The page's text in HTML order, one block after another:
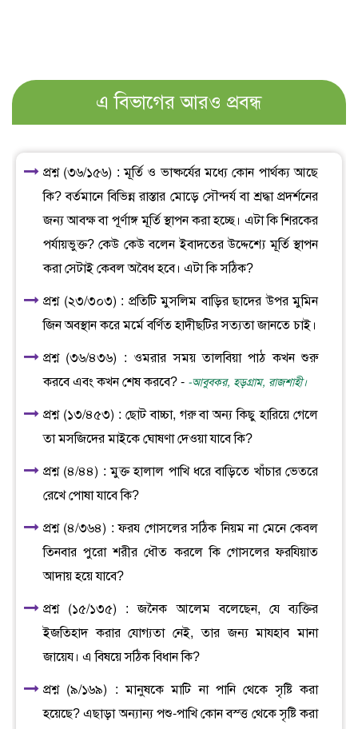
এ বিভাগের আরও প্রবন্ধ
প্রশ্ন (৩৬/১৫৬) : মূর্তি ও ভাষ্কর্যের মধ্যে কোন পার্থক্য আছে
কি? বর্তমানে বিভিন্ন রাস্তার মোড়ে সৌন্দর্য বা শ্রদ্ধা প্রদর্শনের
জন্য আবক্ষ বা পূর্ণাঙ্গ মূর্তি স্থাপন করা হচ্ছে। এটা কি শিরকের
পর্যায়ভুক্ত? কেউ কেউ বলেন ইবাদতের উদ্দেশ্যে মূর্তি স্থাপন
করা সেটাই কেবল অবৈধ হবে। এটা কি সঠিক?
প্রশ্ন (২৩/৩০৩) : প্রতিটি মুসলিম বাড়ির ছাদের উপর মুমিন
জিন অবস্থান করে মর্মে বর্ণিত হাদীছটির সত্যতা জানতে চাই।
প্রশ্ন (৩৬/৪৩৬) : ওমরার সময় তালবিয়া পাঠ কখন শুরু
করবে এবং কখন শেষ করবে? - -আবুবকর, হড়গ্রাম, রাজশাহী।
প্রশ্ন (১৩/৪৫৩) : ছোট বাচ্চা, গরু বা অন্য কিছু হারিয়ে গেলে
তা মসজিদের মাইকে ঘোষণা দেওয়া যাবে কি?
প্রশ্ন (৪/৪৪) : মুক্ত হালাল পাখি ধরে বাড়িতে খাঁচার ভেতরে
রেখে পোষা যাবে কি?
প্রশ্ন (৪/৩৬৪) : ফরয গোসলের সঠিক নিয়ম না মেনে কেবল
তিনবার পুরো শরীর ধৌত করলে কি গোসলের ফরযিয়াত
আদায় হয়ে যাবে?
প্রশ্ন (১৫/১৩৫) : জনৈক আলেম বলেছেন, যে ব্যক্তির
ইজতিহাদ করার যোগ্যতা নেই, তার জন্য মাযহাব মানা
জায়েয। এ বিষয়ে সঠিক বিধান কি?
প্রশ্ন (৯/১৬৯) : মানুষকে মাটি না পানি থেকে সৃষ্টি করা
হয়েছে? এছাড়া অন্যান্য পশু-পাখি কোন বস্ত্ত থেকে সৃষ্টি করা